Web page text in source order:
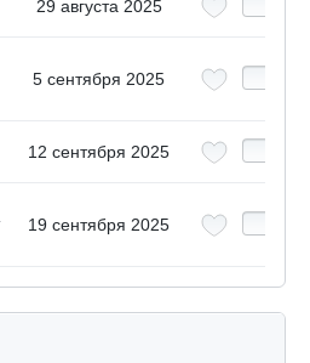
29 августа 2025
5 сентября 2025
12 сентября 2025
19 сентября 2025